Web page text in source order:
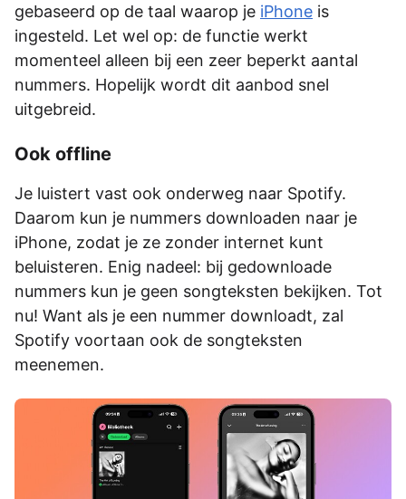
gebaseerd op de taal waarop je iPhone is
ingesteld. Let wel op: de functie werkt
momenteel alleen bij een zeer beperkt aantal
nummers. Hopelijk wordt dit aanbod snel
uitgebreid.
Ook offline
Je luistert vast ook onderweg naar Spotify.
Daarom kun je nummers downloaden naar je
iPhone, zodat je ze zonder internet kunt
beluisteren. Enig nadeel: bij gedownloade
nummers kun je geen songteksten bekijken. Tot
nu! Want als je een nummer downloadt, zal
Spotify voortaan ook de songteksten
meenemen.